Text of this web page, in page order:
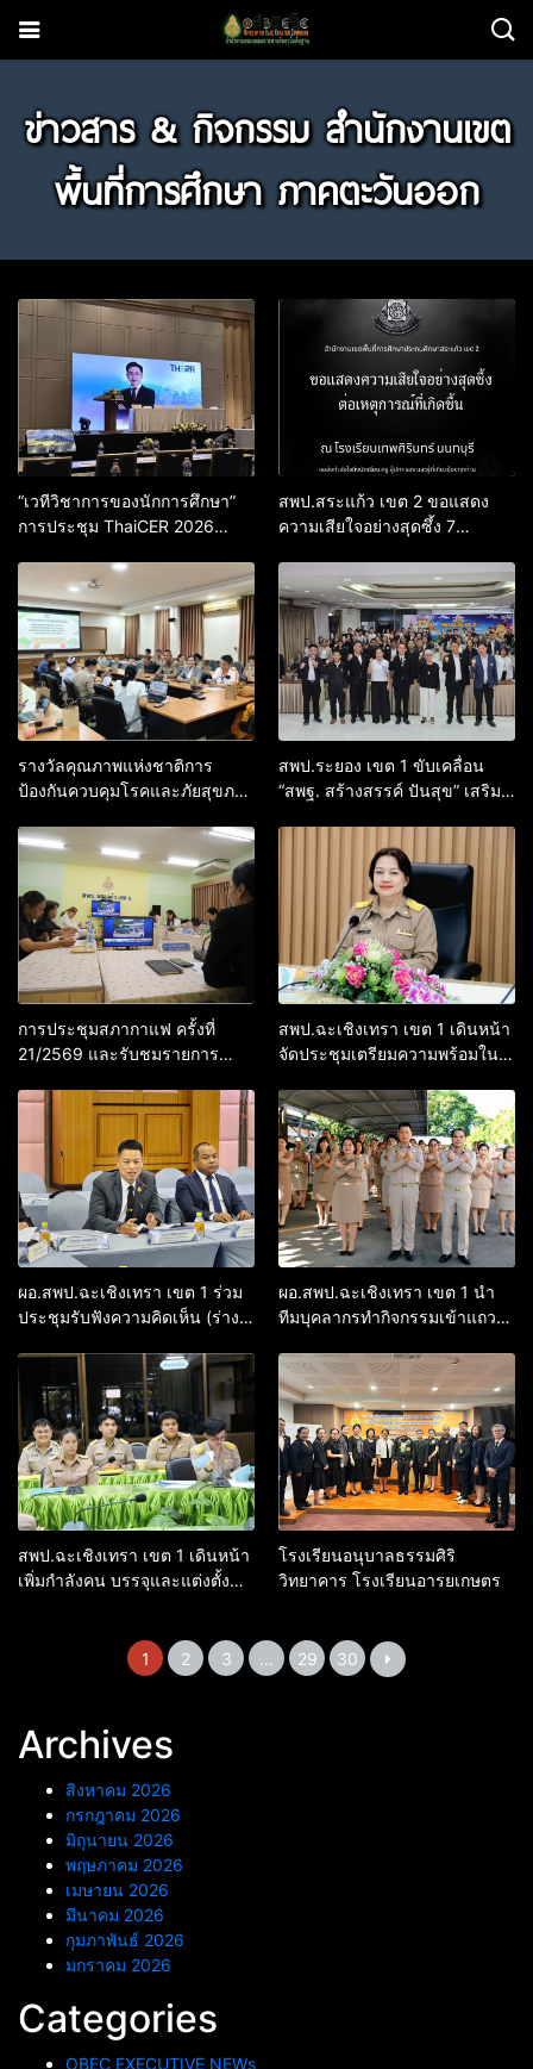
ข่าวสาร & กิจกรรม สำนักงานเขต
พื้นที่การศึกษา ภาคตะวันออก
“เวทีวิชาการของนักการศึกษา”
การประชุม ThaiCER 2026
Conference on Education
Research (ThaiCER) 2026
สพป.สระแก้ว เขต 2 ขอแสดง
ความเสียใจอย่างสุดซึ้ง 7
รางวัลคุณภาพแห่งชาติการ
ป้องกันควบคุมโรคและภัยสุขภาพ
สพป.ระยอง เขต 1 ขับเคลื่อน
“สพฐ. สร้างสรรค์ ปันสุข” เสริม
การประชุมสภากาแฟ ครั้งที่
21/2569 และรับชมรายการ
30/2569
สพป.ฉะเชิงเทรา เขต 1 เดินหน้า
จัดประชุมเตรียมความพร้อมใน
ระดับการบริหารงานตามหลักธร
รมาภิบาล
ผอ.สพป.ฉะเชิงเทรา เขต 1 ร่วม
ประชุมรับฟังความคิดเห็น (ร่าง)
ใหม่ ร่วมกับองค์กรวิชาการระดับ
ประเทศกรุงเทพมหานคร
ผอ.สพป.ฉะเชิงเทรา เขต 1 นำ
ทีมบุคลากรทำกิจกรรมเข้าแถว
ประกาศเจตนารมณ์ “เขตพื้นที่
สุจริต”
สพป.ฉะเชิงเทรา เขต 1 เดินหน้า
เพิ่มกำลังคน บรรจุและแต่งตั้ง
โรงเรียนอนุบาลธรรมศิริ
วิทยาคาร โรงเรียนอารยเกษตร
1 2 3 … 29 30
Archives
สิงหาคม 2026
กรกฎาคม 2026
มิถุนายน 2026
พฤษภาคม 2026
เมษายน 2026
มีนาคม 2026
กุมภาพันธ์ 2026
มกราคม 2026
Categories
OBEC EXECUTIVE NEWs